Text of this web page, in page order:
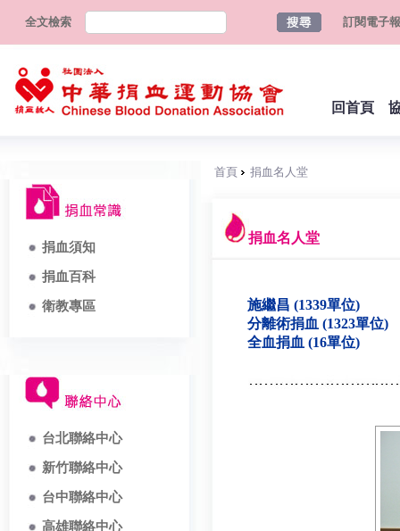
全文檢索 訂閱電子報
回首頁
捐血須知
捐血百科
衛教專區
台北聯絡中心
新竹聯絡中心
台中聯絡中心
高雄聯絡中心
首頁 捐血名人堂
捐血名人堂
施繼昌 (1339單位)
分離術捐血 (1323單位)
全血捐血 (16單位)